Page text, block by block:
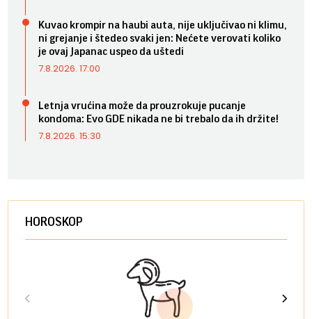
Kuvao krompir na haubi auta, nije uključivao ni klimu,
ni grejanje i štedeo svaki jen: Nećete verovati koliko
je ovaj Japanac uspeo da uštedi
7.8.2026. 17:00
Letnja vrućina može da prouzrokuje pucanje
kondoma: Evo GDE nikada ne bi trebalo da ih držite!
7.8.2026. 15:30
HOROSKOP